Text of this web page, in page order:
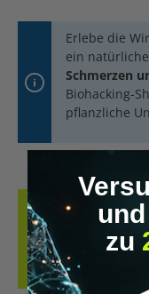
Erlebe die
ein
Schmerzen
Biohacking-
pflanzliche
DESCRIPTION
COPAIBA OIL – THE
WELL-BEING IMMERSE
AMAZON WITH OU…
zu